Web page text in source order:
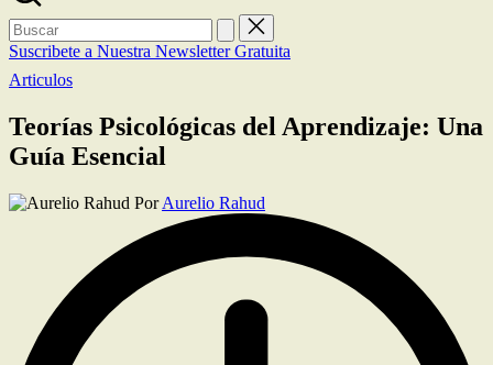
Buscar:
Suscribete a Nuestra Newsletter Gratuita
Publicada
Articulos
Teorías Psicológicas del Aprendizaje: Una
Guía Esencial
Publicado
PorAurelio Rahud